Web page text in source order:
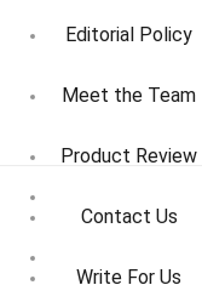
Editorial Policy
Meet the Team
Product Review
Contact Us
Write For Us